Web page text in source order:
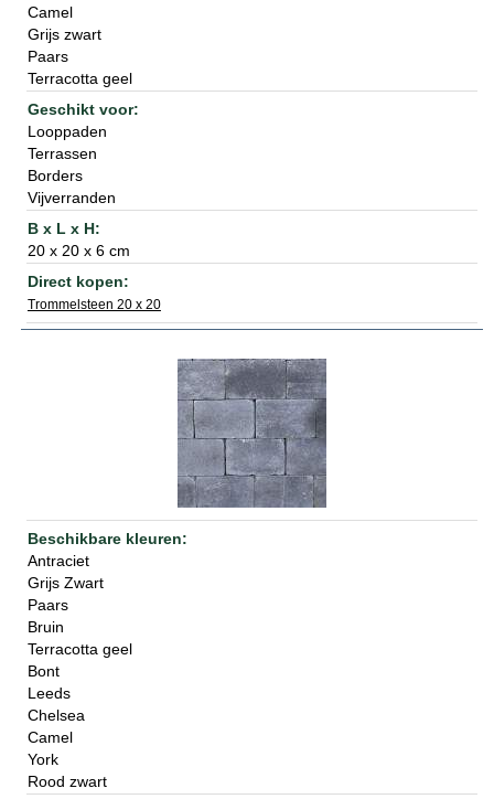
Camel
Grijs zwart
Paars
Terracotta geel
Looppaden
Terrassen
Borders
Vijverranden
20 x 20 x 6 cm
Trommelsteen 20 x 20
Antraciet
Grijs Zwart
Paars
Bruin
Terracotta geel
Bont
Leeds
Chelsea
Camel
York
Rood zwart